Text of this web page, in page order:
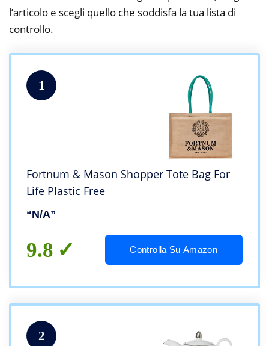
l’articolo e scegli quello che soddisfa la tua lista di
controllo.
1
Fortnum & Mason Shopper Tote Bag For
Life Plastic Free
“N/A”
9.8 Controlla Su Amazon
2